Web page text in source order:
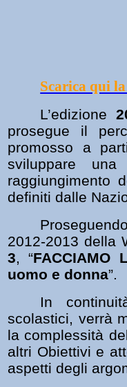
Scarica qui
L’edizione
prosegue il
promosso a
sviluppare
raggiungimento
definiti dalle
2012-2013 della
3, “FACCIAMO
uomo e donna”.
In
scolastici, verrà
la complessità
altri Obiettivi e
aspetti degli